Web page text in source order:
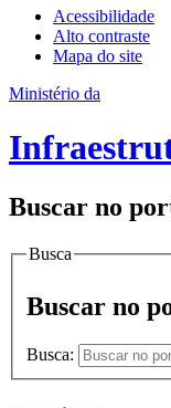
Acessibilidade
Alto contraste
Mapa do site
Ministério da
Buscar no
Busca
Buscar no
Busca: